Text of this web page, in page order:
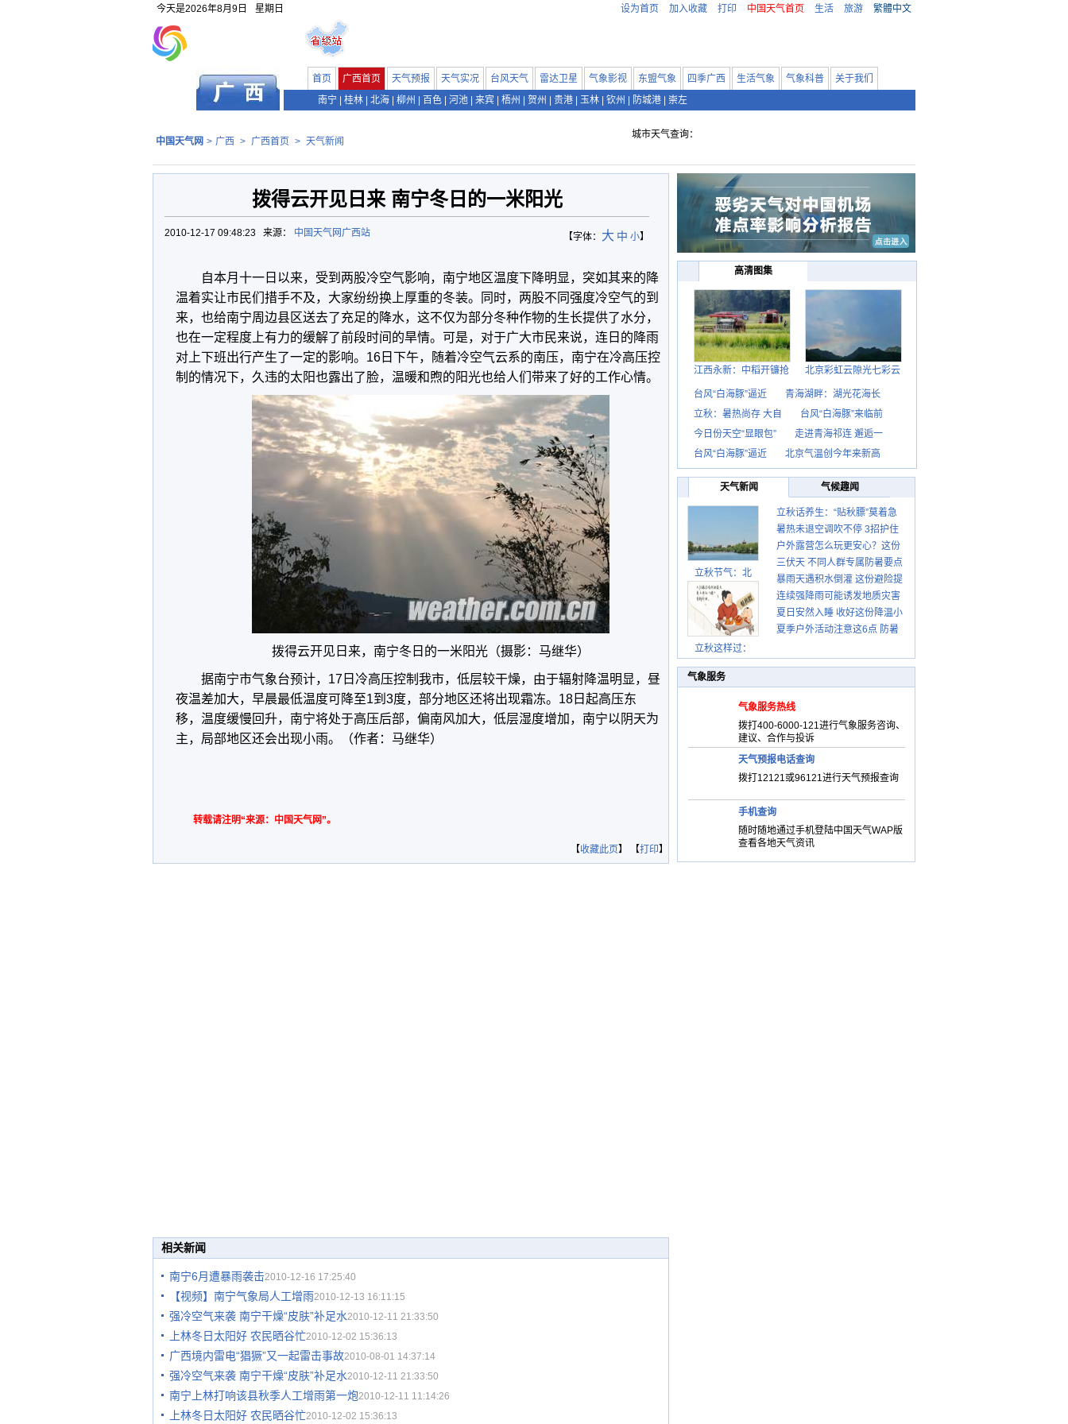
今天是2026年8月9日 星期日 设为首页 加入收藏 打印 中国天气首页 生活 旅游 繁體中文
首页 广西首页 天气预报 天气实况 台风天气 雷达卫星 气象影视 东盟气象 四季广西 生活气象 气象科普
关于我们
南宁
桂林 北海 柳州 百色 河池 来宾 梧州 贺州 贵港 玉林 钦州 防城港 崇左
中国天气网 > 广西 > 广西首页 > 天气新闻
城市天气查询：
拨得云开见日来 南宁冬日的一米阳光
【字体： 大 中 小】
2010-12-17 09:48:23 来源： 中国天气网广西站
自本月十一日以来，受到两股冷空气影响，南宁地区温度下降明显，突如其来的降
温着实让市民们措手不及，大家纷纷换上厚重的冬装。同时，两股不同强度冷空气的到
来，也给南宁周边县区送去了充足的降水，这不仅为部分冬种作物的生长提供了水分，
也在一定程度上有力的缓解了前段时间的旱情。可是，对于广大市民来说，连日的降雨
对上下班出行产生了一定的影响。16日下午，随着冷空气云系的南压，南宁在冷高压控
制的情况下，久违的太阳也露出了脸，温暖和煦的阳光也给人们带来了好的工作心情。
拨得云开见日来，南宁冬日的一米阳光 （摄影：马继华）
据南宁市气象台预计，17日冷高压控制我市，低层较干燥，由于辐射降温明显，昼
夜温差加大，早晨最低温度可降至1到3度，部分地区还将出现霜冻。18日起高压东
移，温度缓慢回升，南宁将处于高压后部，偏南风加大，低层湿度增加，南宁以阴天为
主，局部地区还会出现小雨。（作者：马继华）
转载请注明“来源：中国天气网”。
【收藏此页】 【打印】
相关新闻
南宁6月遭暴雨袭击2010-12-16 17:25:40
【视频】南宁气象局人工增雨2010-12-13 16:11:15
强冷空气来袭 南宁干燥“皮肤”补足水2010-12-11 21:33:50
上林冬日太阳好 农民晒谷忙2010-12-02 15:36:13
广西境内雷电“猖獗”又一起雷击事故2010-08-01 14:37:14
强冷空气来袭 南宁干燥“皮肤”补足水2010-12-11 21:33:50
南宁上林打响该县秋季人工增雨第一炮2010-12-11 11:14:26
上林冬日太阳好 农民晒谷忙2010-12-02 15:36:13
高清图集
江西永新：中稻开镰抢 北京彩虹云隙光七彩云
台风“白海豚”逼近
青海湖畔：湖光花海长
立秋：暑热尚存 大自
台风“白海豚”来临前
今日份天空“显眼包”
走进青海祁连 邂逅一
台风“白海豚”逼近
北京气温创今年来新高
天气新闻 气候趣闻
立秋节气：北
立秋这样过：
立秋话养生：“贴秋膘”莫着急
先清暑再防燥
暑热未退空调吹不停 3招护住
肩颈不酸痛
户外露营怎么玩更安心？这份
攻略请收好
三伏天 不同人群专属防暑要点
请收好
暴雨天遇积水倒灌 这份避险提
示请收好
连续强降雨可能诱发地质灾害
这些前兆要知道
夏日安然入睡 收好这份降温小
贴士
夏季户外活动注意这6点 防暑
气象服务
气象服务热线
拨打400-6000-121进行气象服务咨询、
建议、合作与投诉
天气预报电话查询
拨打12121或96121进行天气预报查询
手机查询
随时随地通过手机登陆中国天气WAP版
查看各地天气资讯